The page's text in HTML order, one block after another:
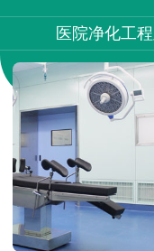
医院净化工